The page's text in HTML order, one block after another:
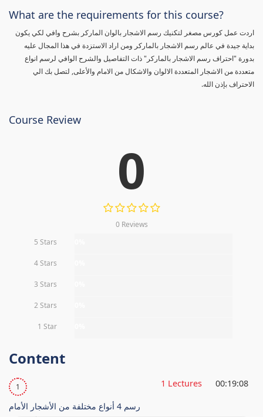
What are the requirements for this course?
اردت عمل كورس مصغر لتكنيك رسم الاشجار بالوان الماركر بشرح وافي لكي يكون
بداية جيدة في عالم رسم الاشجار بالماركر ومن اراد الاستزدة في هذا المجال عليه
بدورة "احتراف رسم الاشجار بالماركر" ذات التفاصيل والشرح الوافي لرسم انواع
متعددة من الاشجار المتعددة الالوان والاشكال من الامام والأعلى, لتصل بك الي
الاحتراف بإذن الله.
Course Review
0
0 Reviews
5 Stars
4 Stars
3 Stars
2 Stars
1 Star
Content
1 1 Lectures 00:19:08
رسم 4 أنواع مختلفة من الأشجار الأمام